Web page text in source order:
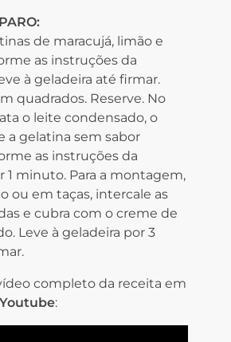
de maracujá, limão e
as instruções da
à geladeira até firmar.
quadrados. Reserve. No
o leite condensado, o
a gelatina sem sabor
as instruções da
1 minuto. Para a montagem,
ou em taças, intercale as
e cubra com o creme de
Leve à geladeira por 3
completo da receita em
Youtube: